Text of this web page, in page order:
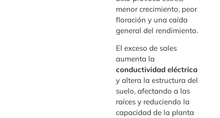
menor crecimiento, peor
floración y una caída
general del rendimiento.
El exceso de sales
aumenta la
conductividad eléctrica
y altera la estructura del
suelo, afectando a las
raíces y reduciendo la
capacidad de la planta